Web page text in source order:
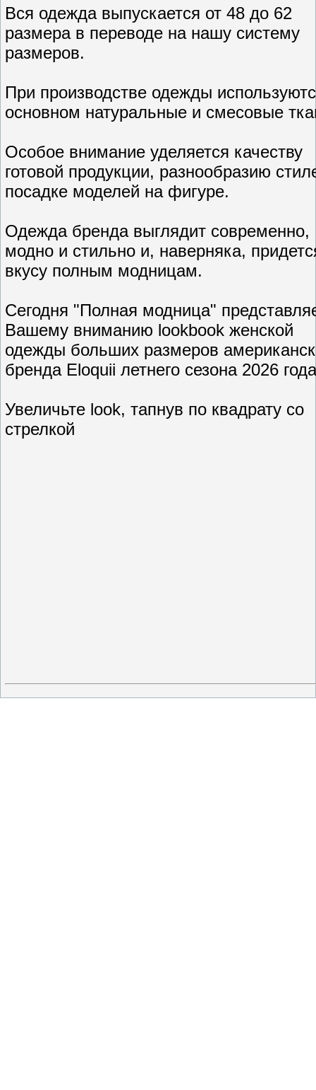
Вся одежда выпускается от 48 до 62
размера в переводе на нашу систему
размеров.
При производстве одежды
основном натуральные и смесовые
Особое внимание уделяется качеству
готовой продукции, разнообразию
посадке моделей на фигуре.
Одежда бренда выглядит современно,
модно и стильно и, наверняка,
вкусу полным модницам.
Сегодня "Полная модница"
Вашему вниманию lookbook женской
одежды больших размеров
бренда Eloquii летнего сезона 2026
Увеличьте look, тапнув по квадрату со
стрелкой